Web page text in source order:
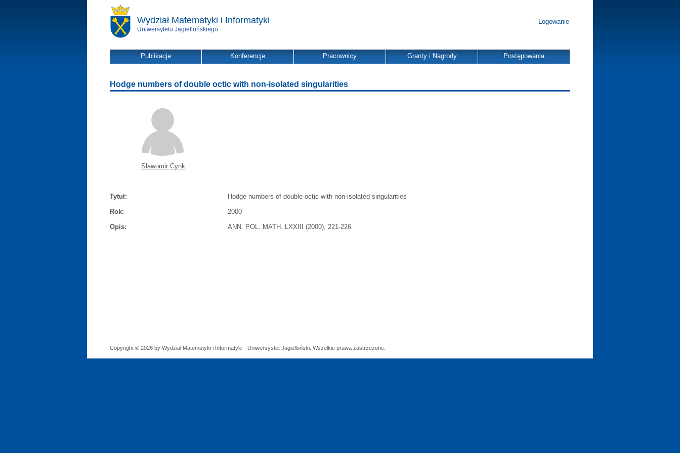
Wydział Matematyki i Informatyki
Uniwersytetu Jagiellońskiego
Logowanie
Publikacje Konferencje Pracownicy Granty i Nagrody Postępowania
Hodge numbers of double octic with non-isolated singularities
Sławomir Cynk
Tytuł:
Hodge numbers of double octic with non-isolated singularities
Rok:
2000
Opis:
ANN. POL. MATH. LXXIII (2000), 221-226
Copyright © 2026 by Wydział Matematyki i Informatyki - Uniwersystet Jagielloński. Wszelkie prawa zastrzeżone.